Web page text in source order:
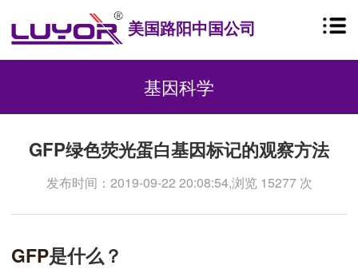
美国路阳中国公司
基因科学
GFP绿色荧光蛋白基因标记的观察方法
发布时间：2019-09-22 20:08:54,浏览 15277 次
GFP是什么？